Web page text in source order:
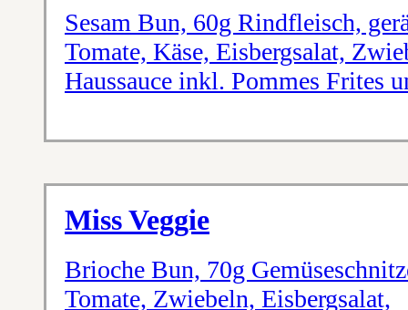
Sesam Bun, 60g Rindfleisch,
Tomate, Käse, Eisbergsalat,
Haussauce inkl. Pommes Frites
Miss Veggie
Brioche Bun, 70g
Tomate, Zwiebeln, Eisbergsalat,